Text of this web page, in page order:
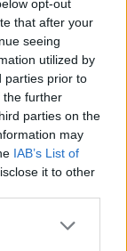
opt-out
that after your
seeing
utilized by
parties prior to
the further
parties on the
may
IAB’s List of
it to other